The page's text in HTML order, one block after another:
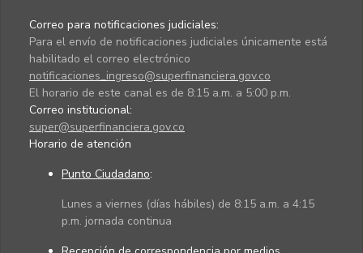
Correo para notificaciones judiciales:
Para el envío de notificaciones judiciales únicamente está
habilitado el correo electrónico
notificaciones_ingreso@superfinanciera.gov.co
El horario de este canal es de 8:15 a.m. a 5:00 p.m.
Correo institucional:
super@superfinanciera.gov.co
Horario de atención
Punto Ciudadano:
Lunes a viernes (días hábiles) de 8:15 a.m. a 4:15
p.m. jornada continua